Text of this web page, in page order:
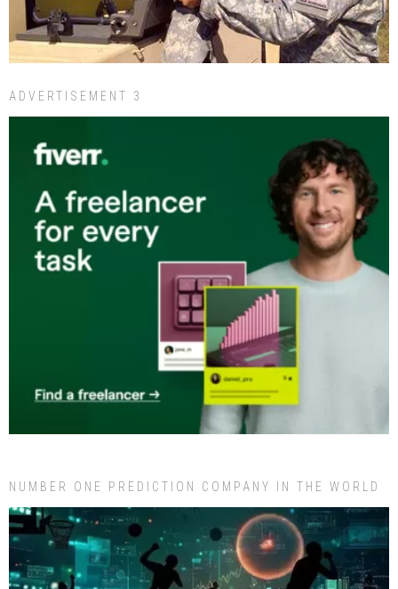
ADVERTISEMENT 3
NUMBER ONE PREDICTION COMPANY IN THE WORLD